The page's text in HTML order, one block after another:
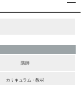
講師
カリキュラム・教材